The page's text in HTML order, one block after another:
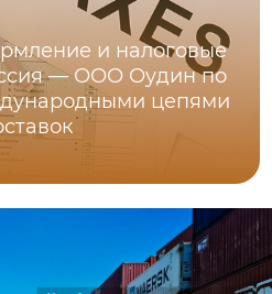
и налоговые
— ООО Оудин по
цепями